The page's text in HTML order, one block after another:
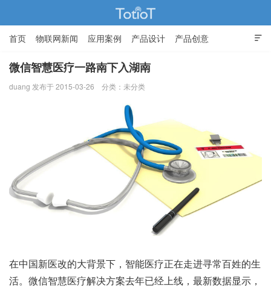

首页 物联网新闻 应用案例 产品设计 产品创意
智能家居
微信智慧医疗一路南下入湖南
duang 发布于 2015-03-26 分类：未分类
在中国新医改的大背景下，智能医疗正在走进寻常百姓的生
活。微信智慧医疗解决方案去年已经上线，最新数据显示，